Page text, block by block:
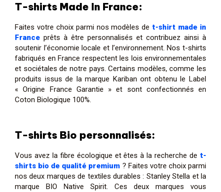
T-shirts Made In France:
Faites votre choix parmi nos modèles de t-shirt made in
France prêts à être personnalisés et contribuez ainsi à
soutenir l’économie locale et l’environnement. Nos t-shirts
fabriqués en France respectent les lois environnementales
et sociétales de notre pays. Certains modèles, comme les
produits issus de la marque Kariban ont obtenu le Label
« Origine France Garantie » et sont confectionnés en
Coton Biologique 100%.
T-shirts Bio personnalisés:
Vous avez la fibre écologique et êtes à la recherche de t-
shirts bio de qualité premium ? Faites votre choix parmi
nos deux marques de textiles durables : Stanley Stella et la
marque BIO Native Spirit. Ces deux marques vous